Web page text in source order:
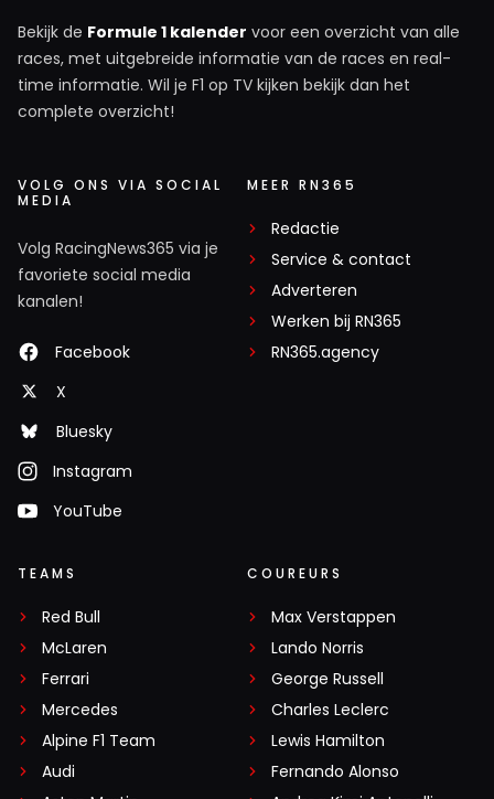
Bekijk de Formule 1 kalender voor een overzicht van alle
races, met uitgebreide informatie van de races en real-
time informatie. Wil je F1 op TV kijken bekijk dan het
complete overzicht!
VOLG ONS VIA SOCIAL
MEDIA
Volg RacingNews365 via je
favoriete social media
kanalen!
Facebook
X
Bluesky
Instagram
YouTube
MEER RN365
Redactie
Service & contact
Adverteren
Werken bij RN365
RN365.agency
TEAMS
Red Bull
McLaren
Ferrari
Mercedes
Alpine F1 Team
Audi
COUREURS
Max Verstappen
Lando Norris
George Russell
Charles Leclerc
Lewis Hamilton
Fernando Alonso